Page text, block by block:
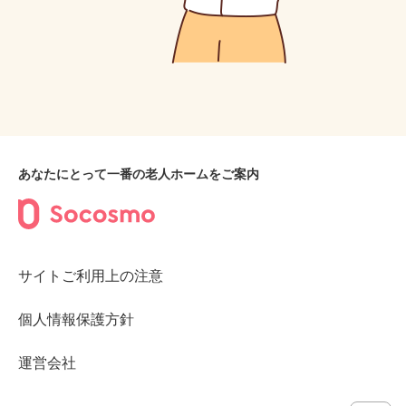
あなたにとって一番の老人ホームをご案内
サイトご利用上の注意
個人情報保護方針
運営会社